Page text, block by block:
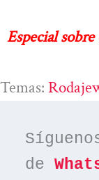
Especial
Temas:
de